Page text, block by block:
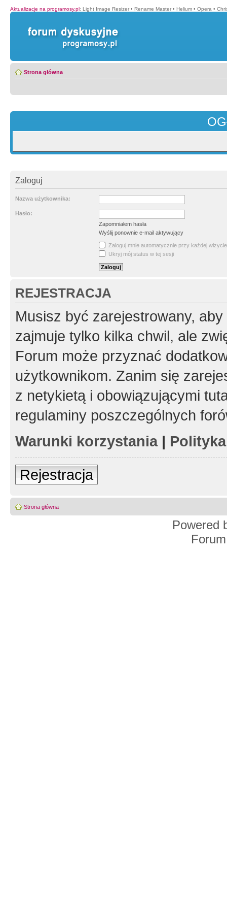
Aktualizacje na programosy.pl: Light Image Resizer • Rename Master • Helium • Opera •
Strona główna
Zaloguj
Nazwa użytkownika:
Hasło:
Zapomniałem hasła
Wyślij ponownie e-mail aktywujący
Zaloguj mnie automatycznie przy każdej wizycie
Ukryj mój status w tej sesji
REJESTRACJA
Musisz być zarejestrowany,
zajmuje tylko kilka chwil, ale
Forum może przyznać
użytkownikom. Zanim się
z netykietą i obowiązującymi
regulaminy poszczególnych
Warunki korzystania|
Rejestracja
Strona główna
Powered